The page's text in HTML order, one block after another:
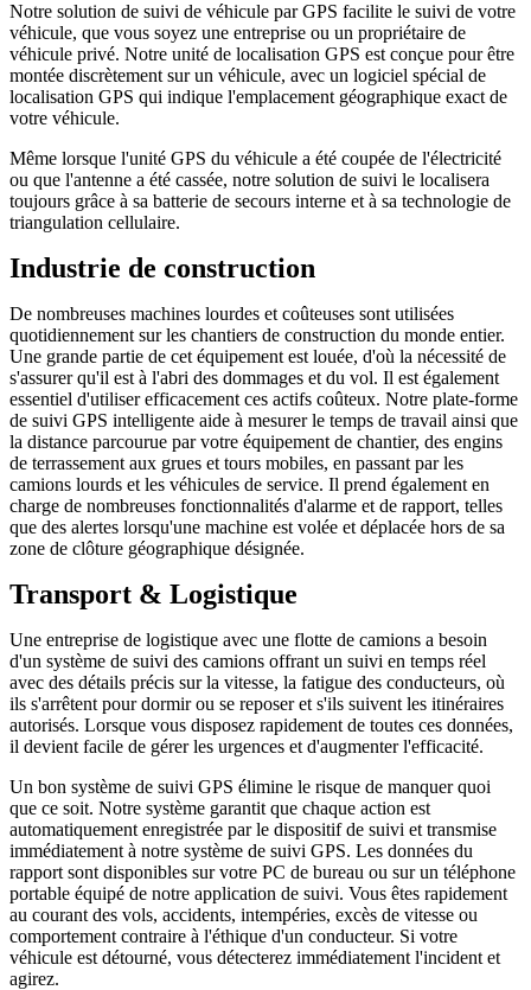
Notre solution de suivi de véhicule par GPS facilite le suivi de votre
véhicule, que vous soyez une entreprise ou un propriétaire de
véhicule privé. Notre unité de localisation GPS est conçue pour être
montée discrètement sur un véhicule, avec un logiciel spécial de
localisation GPS qui indique l'emplacement géographique exact de
votre véhicule.
Même lorsque l'unité GPS du véhicule a été coupée de l'électricité
ou que l'antenne a été cassée, notre solution de suivi le localisera
toujours grâce à sa batterie de secours interne et à sa technologie de
triangulation cellulaire.
Industrie de construction
De nombreuses machines lourdes et coûteuses sont utilisées
quotidiennement sur les chantiers de construction du monde entier.
Une grande partie de cet équipement est louée, d'où la nécessité de
s'assurer qu'il est à l'abri des dommages et du vol. Il est également
essentiel d'utiliser efficacement ces actifs coûteux. Notre plate-forme
de suivi GPS intelligente aide à mesurer le temps de travail ainsi que
la distance parcourue par votre équipement de chantier, des engins
de terrassement aux grues et tours mobiles, en passant par les
camions lourds et les véhicules de service. Il prend également en
charge de nombreuses fonctionnalités d'alarme et de rapport, telles
que des alertes lorsqu'une machine est volée et déplacée hors de sa
zone de clôture géographique désignée.
Transport & Logistique
Une entreprise de logistique avec une flotte de camions a besoin
d'un système de suivi des camions offrant un suivi en temps réel
avec des détails précis sur la vitesse, la fatigue des conducteurs, où
ils s'arrêtent pour dormir ou se reposer et s'ils suivent les itinéraires
autorisés. Lorsque vous disposez rapidement de toutes ces données,
il devient facile de gérer les urgences et d'augmenter l'efficacité.
Un bon système de suivi GPS élimine le risque de manquer quoi
que ce soit. Notre système garantit que chaque action est
automatiquement enregistrée par le dispositif de suivi et transmise
immédiatement à notre système de suivi GPS. Les données du
rapport sont disponibles sur votre PC de bureau ou sur un téléphone
portable équipé de notre application de suivi. Vous êtes rapidement
au courant des vols, accidents, intempéries, excès de vitesse ou
comportement contraire à l'éthique d'un conducteur. Si votre
véhicule est détourné, vous détecterez immédiatement l'incident et
agirez.